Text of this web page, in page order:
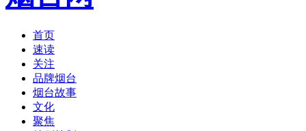
首页
速读
关注
品牌烟台
烟台故事
文化
聚焦